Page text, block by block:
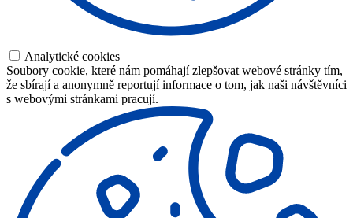
Analytické cookies
Soubory cookie, které nám pomáhají zlepšovat webové stránky tím,
že sbírají a anonymně reportují informace o tom, jak naši návštěvníci
s webovými stránkami pracují.